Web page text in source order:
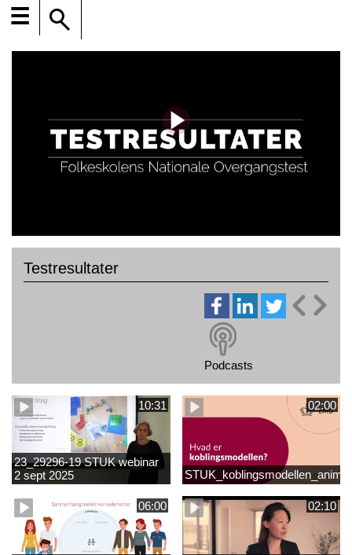
☰
Testresultater
Podcasts
10:31
23_29296-19 STUK webinar
2 sept 2025
1889337_1_1.MP4
02:00
06:00 02:10